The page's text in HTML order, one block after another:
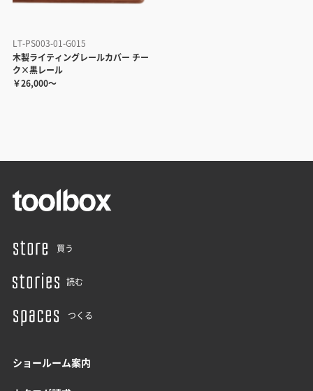
LT-PS003-01-G015
木製ライティングレールカバー チー
ク×黒レール
￥26,000～
買う
読む
つくる
ショールーム案内